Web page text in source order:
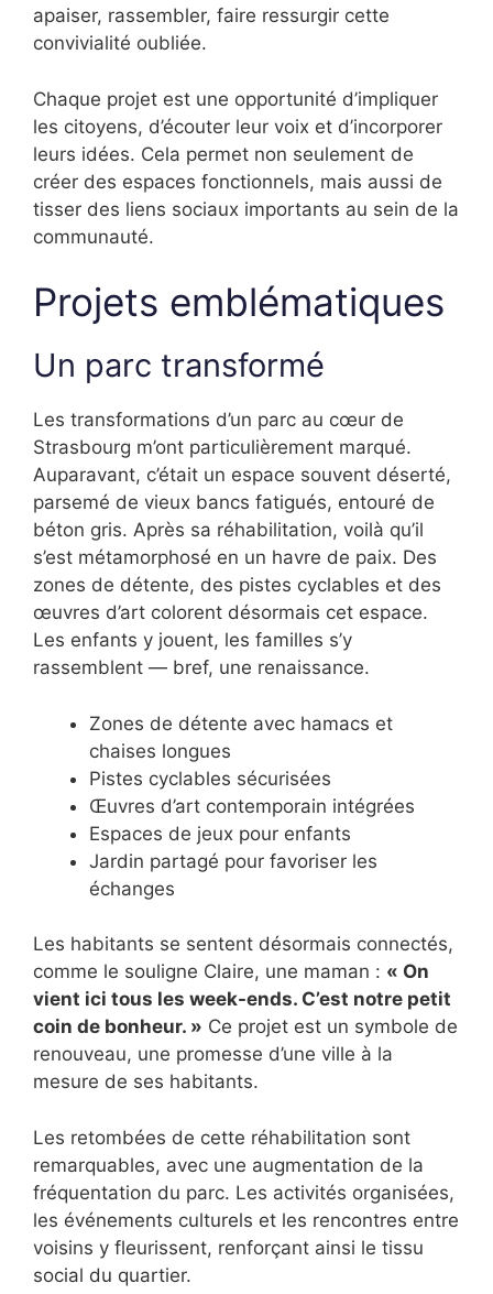
apaiser, rassembler, faire ressurgir cette
convivialité oubliée.
Chaque projet est une opportunité d’impliquer
les citoyens, d’écouter leur voix et d’incorporer
leurs idées. Cela permet non seulement de
créer des espaces fonctionnels, mais aussi de
tisser des liens sociaux importants au sein de la
communauté.
Projets emblématiques
Un parc transformé
Les transformations d’un parc au cœur de
Strasbourg m’ont particulièrement marqué.
Auparavant, c’était un espace souvent déserté,
parsemé de vieux bancs fatigués, entouré de
béton gris. Après sa réhabilitation, voilà qu’il
s’est métamorphosé en un havre de paix. Des
zones de détente, des pistes cyclables et des
œuvres d’art colorent désormais cet espace.
Les enfants y jouent, les familles s’y
rassemblent — bref, une renaissance.
Zones de détente avec hamacs et
chaises longues
Pistes cyclables sécurisées
Œuvres d’art contemporain intégrées
Espaces de jeux pour enfants
Jardin partagé pour favoriser les
échanges
Les habitants se sentent désormais connectés,
comme le souligne Claire, une maman : « On
vient ici tous les week-ends. C’est notre petit
coin de bonheur. » Ce projet est un symbole de
renouveau, une promesse d’une ville à la
mesure de ses habitants.
Les retombées de cette réhabilitation sont
remarquables, avec une augmentation de la
fréquentation du parc. Les activités organisées,
les événements culturels et les rencontres entre
voisins y fleurissent, renforçant ainsi le tissu
social du quartier.